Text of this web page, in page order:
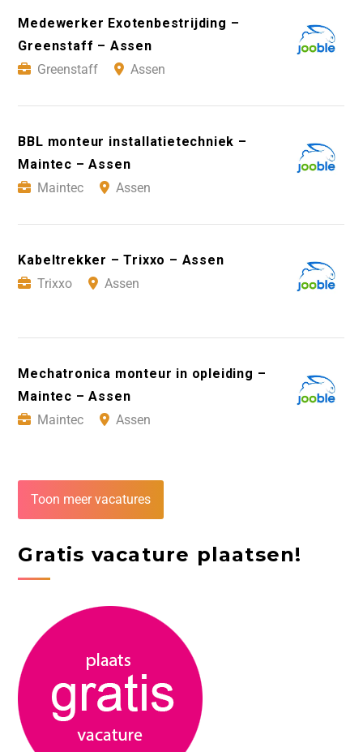
Medewerker Exotenbestrijding –
Greenstaff – Assen
Greenstaff
Assen
BBL monteur installatietechniek –
Maintec – Assen
Maintec
Assen
Kabeltrekker – Trixxo – Assen
Trixxo
Assen
Mechatronica monteur in opleiding –
Maintec – Assen
Maintec
Assen
Toon meer vacatures
Gratis vacature plaatsen!